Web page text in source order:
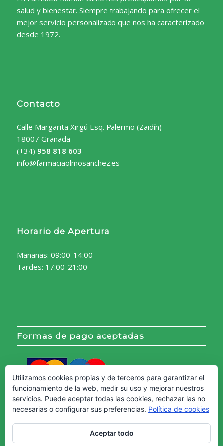
salud y bienestar. Siempre trabajando para ofrecer el
mejor servicio personalizado que nos ha caracterizado
desde 1972.
Contacto
Calle Margarita Xirgú Esq. Palermo (Zaidín)
18007 Granada
(+34) 958 818 603
info@farmaciaolmosanchez.es
Horario de Apertura
Mañanas: 09:00-14:00
Tardes: 17:00-21:00
Formas de pago aceptadas
Utilizamos cookies propias y de terceros para garantizar el
funcionamiento de la web, medir su uso y mejorar nuestros
servicios. Puede aceptar todas las cookies, rechazar las no
necesarias o configurar sus preferencias. Política de cookies
Aceptar todo